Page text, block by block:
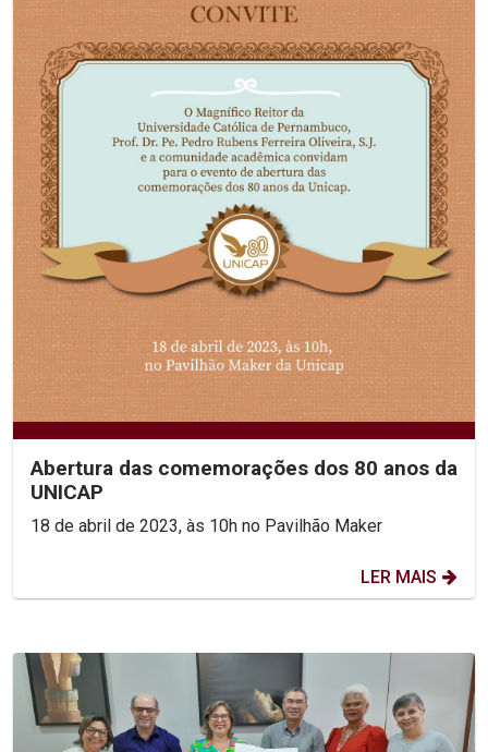
Abertura das comemorações dos 80 anos da
UNICAP
18 de abril de 2023, às 10h no Pavilhão Maker
LER MAIS